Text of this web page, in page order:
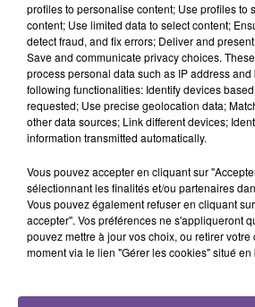
Cet élément est masqué
dépôt de cookies que vous avez
souhaitez l'afficher, merci de nous
Afficher l'élément
profiles to personalise content; Use profiles to
content; Use limited data to select content;
detect fraud, and fix errors; Deliver and
Save and communicate privacy choices.
process personal data such as IP address
following functionalities: Identify devices
requested; Use precise geolocation data;
other data sources; Link different devices;
information transmitted automatically.
Vous pouvez accepter en cliquant sur
sélectionnant les finalités et/ou partenaires
Vous pouvez également refuser en cliquant
accepter". Vos préférences ne s'appliqueront
pouvez mettre à jour vos choix, ou retirer
moment via le lien "Gérer les cookies" situé